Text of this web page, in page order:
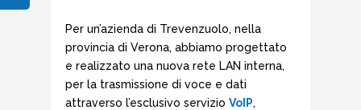
Per un’azienda di Trevenzuolo, nella
provincia di Verona, abbiamo progettato
e realizzato una nuova rete LAN interna,
per la trasmissione di voce e dati
attraverso l’esclusivo servizio VoIP,